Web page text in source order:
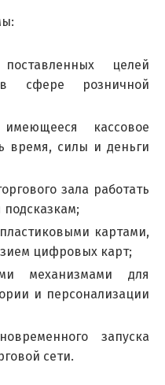
целей
сфере розничной
кассовое
время, силы и деньги
зала работать
картами,
цифровых карт;
механизмами для
и персонализации
запуска
сети.